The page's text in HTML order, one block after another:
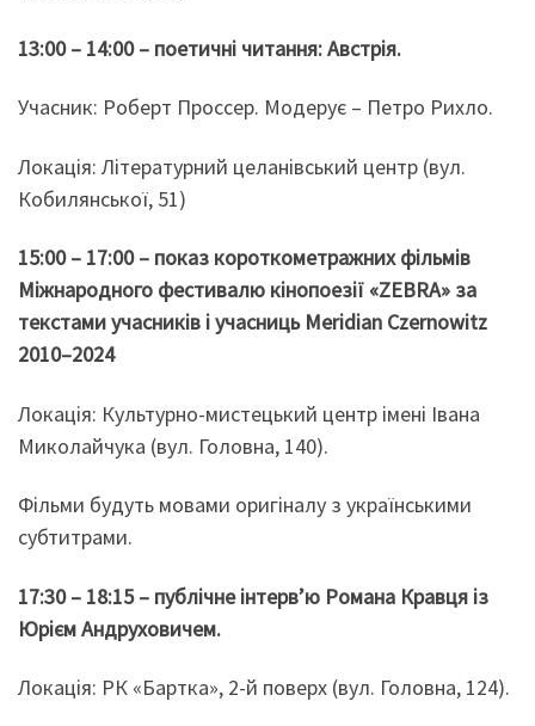
13:00 – 14:00 – поетичні читання: Австрія.
Учасник: Роберт Проссер. Модерує – Петро Рихло.
Локація: Літературний целанівський центр (вул.
Кобилянської, 51)
15:00 – 17:00 – показ короткометражних фільмів
Міжнародного фестивалю кінопоезії «ZEBRA» за
текстами учасників і учасниць Meridian Czernowitz
2010–2024
Локація: Культурно-мистецький центр імені Івана
Миколайчука (вул. Головна, 140).
Фільми будуть мовами оригіналу з українськими
субтитрами.
17:30 – 18:15 – публічне інтервʼю Романа Кравця із
Юрієм Андруховичем.
Локація: РК «Бартка», 2-й поверх (вул. Головна, 124).